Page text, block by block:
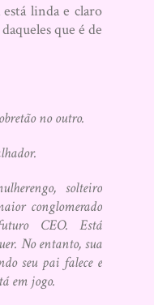
linda e claro
que é de
no outro.
solteiro
conglomerado
CEO. Está
No entanto, sua
seu pai falece e
em jogo.